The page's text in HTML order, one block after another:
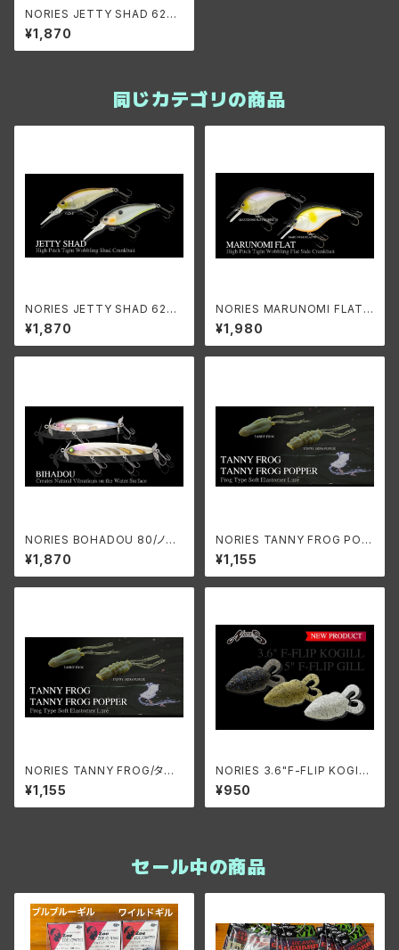
NORIES JETTY SHAD 62S
P/ノリーズ ジェティーシャッド 6
2SP
¥1,870
同じカテゴリの商品
NORIES JETTY SHAD 62F/
ノリーズ ジェティーシャッド62F
¥1,870
NORIES MARUNOMI FLAT
KOBURI 53/ノリーズ マルノミ
フラット コブリ53
¥1,980
NORIES BOHADOU 80/ノリ
ーズ ビハドウ80
¥1,870
NORIES TANNY FROG POP
PER/タニーフロッグ ポッパー
¥1,155
NORIES TANNY FROG/タニ
ーフロッグ
¥1,155
NORIES 3.6"F-FLIP KOGIL
L/ノリーズ 3.6インチ F-フリッ
プ コギル
¥950
セール中の商品